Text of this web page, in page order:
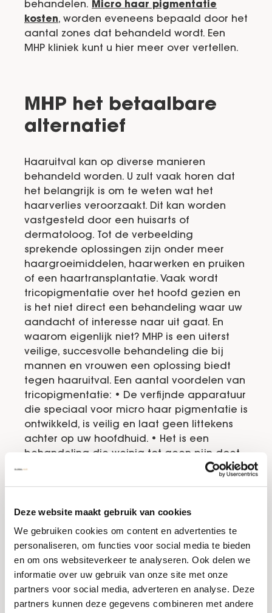
Deze website maakt gebruik van cookies
We gebruiken cookies om content en advertenties te
personaliseren, om functies voor social media te bieden
en om ons websiteverkeer te analyseren. Ook delen we
informatie over uw gebruik van onze site met onze
partners voor social media, adverteren en analyse. Deze
partners kunnen deze gegevens combineren met andere
behandelen. Micro haar pigmentatie
kosten, worden eveneens bepaald door het
aantal zones dat behandeld wordt. Een
MHP kliniek kunt u hier meer over vertellen.
MHP het betaalbare
alternatief
Haaruitval kan op diverse manieren
behandeld worden. U zult vaak horen dat
het belangrijk is om te weten wat het
haarverlies veroorzaakt. Dit kan worden
vastgesteld door een huisarts of
dermatoloog. Tot de verbeelding
sprekende oplossingen zijn onder meer
haargroeimiddelen, haarwerken en pruiken
of een haartransplantatie. Vaak wordt
tricopigmentatie over het hoofd gezien en
is het niet direct een behandeling waar uw
aandacht of interesse naar uit gaat. En
waarom eigenlijk niet? MHP is een uiterst
veilige, succesvolle behandeling die bij
mannen en vrouwen een oplossing biedt
tegen haaruitval. Een aantal voordelen van
tricopigmentatie: • De verfijnde apparatuur
die speciaal voor micro haar pigmentatie is
ontwikkeld, is veilig en laat geen littekens
achter op uw hoofdhuid. • Het is een
behandeling die weinig tot geen pijn doet.
Bent u gevoelig en/of bang voor naalden?
ingesmeerd worden. • Direct na afloop van
een behandelsessie kunt u uw
werkzaamheden hervatten. • MHP kan
toegepast worden bij beginnend
haarverlies, maar ook bij vergevorderde
haaruitval en volledige kaalheid. • Direct
na de eerste behandelsessie heeft u